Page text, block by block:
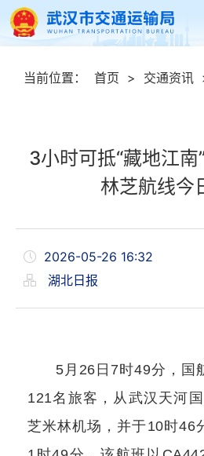
当前位置： 首页 > 交通资讯
3小时可抵“藏地江
林芝航线今
2026-05-26 16:32
湖北日报
5月26日7时49分，国
121名旅客，从武汉天河
芝米林机场，并于10时46